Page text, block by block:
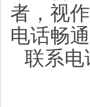
者，视
电话畅通
联系